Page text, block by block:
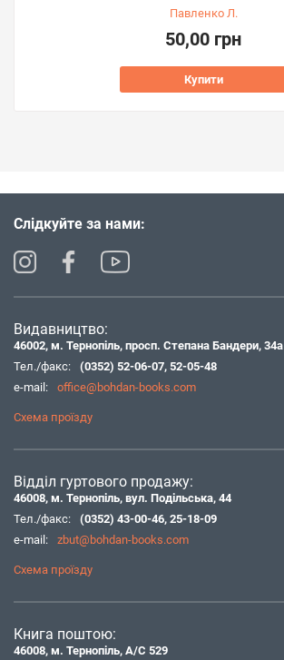
Павленко Л.
50,00 грн
Купити
Слідкуйте за нами:
Видавництво:
46002, м. Тернопіль, просп. Степана Бандери, 34а
Тел./факс:
(0352) 52-06-07, 52-05-48
e-mail:
office@bohdan-books.com
Схема проїзду
Відділ гуртового продажу:
46008, м. Тернопіль, вул. Подільська, 44
Тел./факс:
(0352) 43-00-46, 25-18-09
e-mail:
zbut@bohdan-books.com
Схема проїзду
Книга поштою:
46008, м. Тернопіль, А/С 529